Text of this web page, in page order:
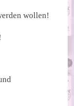
wollen!